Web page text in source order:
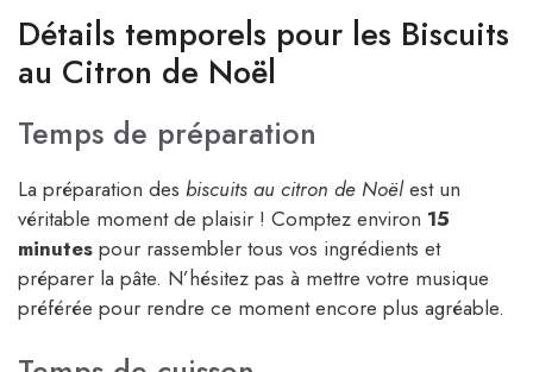
Détails temporels pour les Biscuits
au Citron de Noël
Temps de préparation
La préparation des biscuits au citron de Noëlest un
véritable moment de plaisir ! Comptez environ 15
minutes pour rassembler tous vos ingrédients et
préparer la pâte. N’hésitez pas à mettre votre musique
préférée pour rendre ce moment encore plus agréable.